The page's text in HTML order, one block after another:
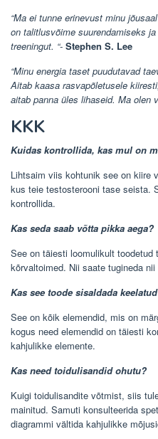
“Ma ei tunne erinevust minu
on talitlusvõime suurendamiseks
treeningut. “- Stephen S. Lee
“Minu energia taset puudutavad
Aitab kaasa rasvapõletusele
aitab panna üles lihaseid. Ma olen
KKK
Kuidas kontrollida, kas mul on
Lihtsaim viis kohtunik see on kiire
kus teie testosterooni tase seista.
kontrollida.
Kas seda saab võtta pikka aega?
See on täiesti loomulikult
kõrvaltoimed. Nii saate tugineda
Kas see toode sisaldada
See on kõik elemendid, mis on
kogus need elemendid on täiesti
kahjulikke elemente.
Kas need toidulisandid ohutu?
Kuigi toidulisandite võtmist, siis
mainitud. Samuti konsulteerida
diagrammi vältida kahjulikke